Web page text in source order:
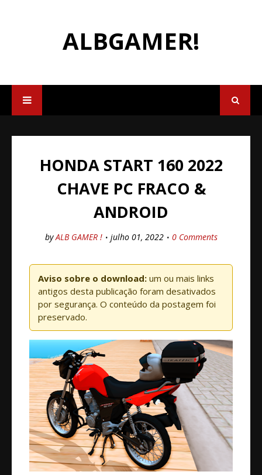
ALBGAMER!
HONDA START 160 2022
CHAVE PC FRACO &
ANDROID
by ALB GAMER ! julho 01, 2022 0 Comments
Aviso sobre o download: um ou mais links
antigos desta publicação foram desativados
por segurança. O conteúdo da postagem foi
preservado.